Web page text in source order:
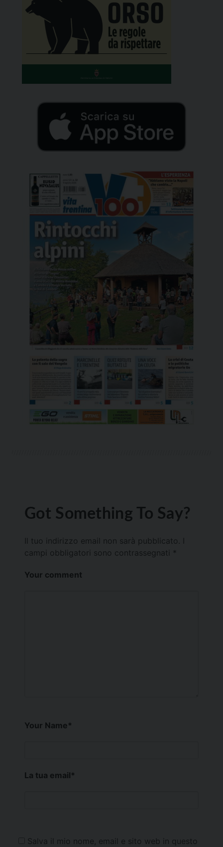
Got Something To Say?
Il tuo indirizzo email non sarà pubblicato.
campi obbligatori sono contrassegnati *
Your comment
Your Name*
La tua email*
Salva il mio nome, email e sito web in questo